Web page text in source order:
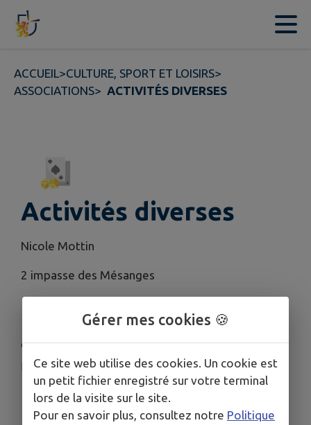
Contenu
ACCUEIL>CULTURE, SPORT ET LOISIRS>
ASSOCIATIONS> ACTIVITÉS DIVERSES
Activités diverses
Nicole Mottin
2 impasse des Mésanges
COORDONNÉES
nicole.mottin@yahoo.com
03 28 23 02 14
06 77 64 03 61
Gérer mes cookies 🍪
Ce site web utilise des cookies. Un cookie est
un petit fichier enregistré sur votre terminal
lors de la visite sur le site.
Pour en savoir plus, consultez notre Politique